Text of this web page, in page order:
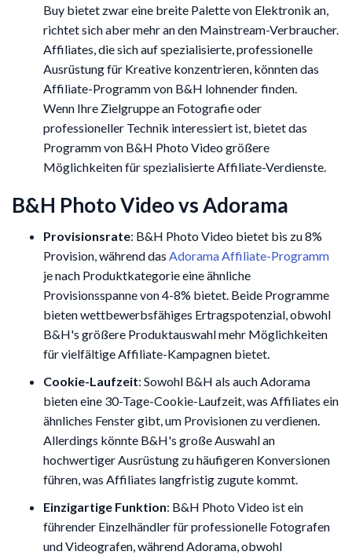
Buy bietet zwar eine breite Palette von Elektronik an,
richtet sich aber mehr an den Mainstream-Verbraucher.
Affiliates, die sich auf spezialisierte, professionelle
Ausrüstung für Kreative konzentrieren, könnten das
Affiliate-Programm von B&H lohnender finden.
Wenn Ihre Zielgruppe an Fotografie oder
professioneller Technik interessiert ist, bietet das
Programm von B&H Photo Video größere
Möglichkeiten für spezialisierte Affiliate-Verdienste.
B&H Photo Video vs Adorama
Provisionsrate: B&H Photo Video bietet bis zu 8%
Provision, während das Adorama Affiliate-Programm
je nach Produktkategorie eine ähnliche
Provisionsspanne von 4-8% bietet. Beide Programme
bieten wettbewerbsfähiges Ertragspotenzial, obwohl
B&H's größere Produktauswahl mehr Möglichkeiten
für vielfältige Affiliate-Kampagnen bietet.
Cookie-Laufzeit: Sowohl B&H als auch Adorama
bieten eine 30-Tage-Cookie-Laufzeit, was Affiliates ein
ähnliches Fenster gibt, um Provisionen zu verdienen.
Allerdings könnte B&H's große Auswahl an
hochwertiger Ausrüstung zu häufigeren Konversionen
führen, was Affiliates langfristig zugute kommt.
Einzigartige Funktion: B&H Photo Video ist ein
führender Einzelhändler für professionelle Fotografen
und Videografen, während Adorama, obwohl